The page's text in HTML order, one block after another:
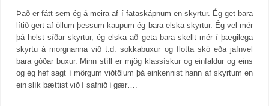
Það er fátt sem ég á meira af í fataskápnum en skyrtur. Ég get bara
lítið gert af öllum þessum kaupum ég bara elska skyrtur. Ég vel mér
þá helst síðar skyrtur, ég elska að geta bara skellt mér í þægilega
skyrtu á morgnanna við t.d. sokkabuxur og flotta skó eða jafnvel
bara góðar buxur. Minn stíll er mjög klassískur og einfaldur og eins
og ég hef sagt í mörgum viðtölum þá einkennist hann af skyrtum en
ein slík bættist við í safnið í gær….